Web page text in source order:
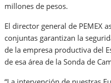
millones de pesos.
El director general de PEMEX
conjuntas garantizan la
de la empresa productiva del
de esa área de la Sonda de